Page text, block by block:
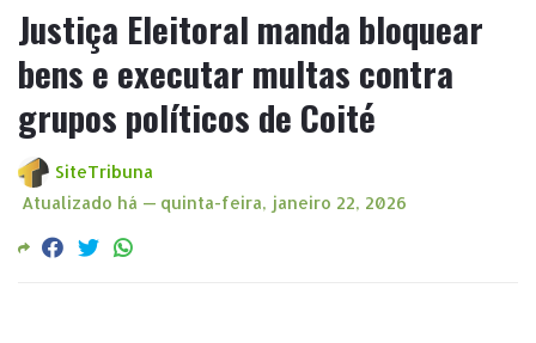
Justiça Eleitoral manda bloquear
bens e executar multas contra
grupos políticos de Coité
SiteTribuna
Atualizado há — quinta-feira, janeiro 22, 2026